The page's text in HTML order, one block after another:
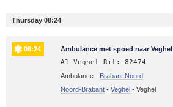
Thursday 08:24
08:24 Ambulance met spoed naar Veghel
A1 Veghel Rit: 82474
Ambulance - Brabant Noord
Noord-Brabant- Veghel- Veghel